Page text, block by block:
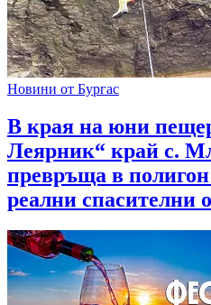
Новини от Бургас
В края на юни
Леярник“ край с.
превръща в
реални спасителни